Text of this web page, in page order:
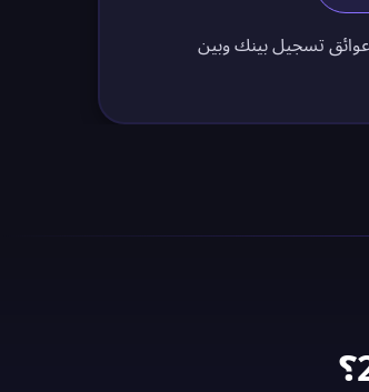
عوائق تسجيل بينك وبين